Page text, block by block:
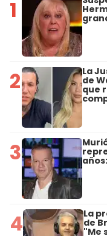
1
2 La
de
que
3
4 La
de
"Me